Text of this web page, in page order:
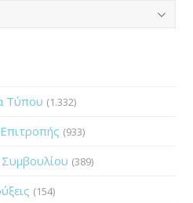
Τύπου (1.332)
(933)
(389)
(154)